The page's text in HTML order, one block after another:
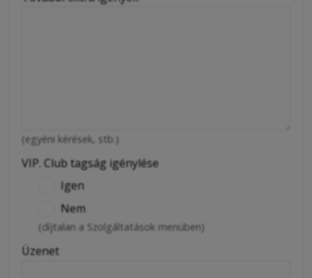
(egyéni kérések, stb.)
VIP. Club tagság igénylése
Igen
Nem
(díjtalan a Szolgáltatások menüben)
Üzenet